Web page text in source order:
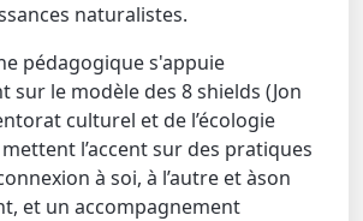
naturalistes.
pédagogique s'appuie
sur le modèle des 8 shields (Jon
culturel et de l’écologie
l’accent sur des pratiques
à soi, à l’autre et àson
et un accompagnement